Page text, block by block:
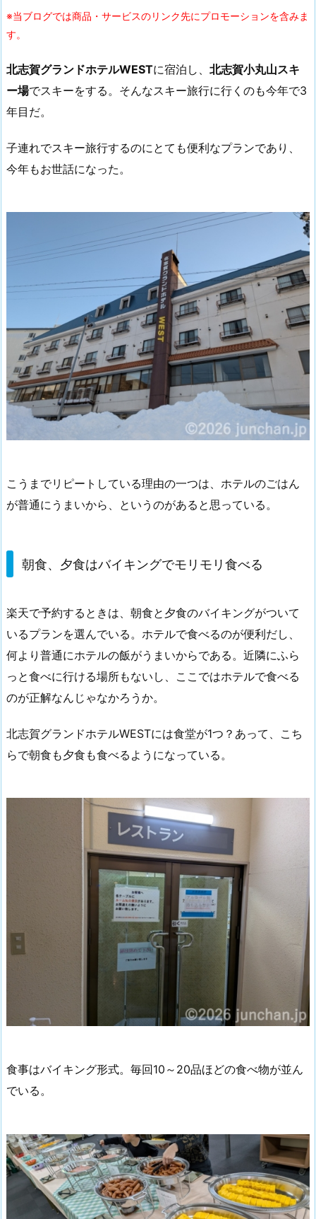
※当ブログでは商品・サービスのリンク先にプロモーションを含みま
す。
北志賀グランドホテルWESTに宿泊し、 北志賀小丸山スキ
ー場でスキーをする。そんなスキー旅行に行くのも今年で3
年目だ。
子連れでスキー旅行するのにとても便利なプランであり、
今年もお世話になった。
こうまでリピートしている理由の一つは、ホテルのごはん
が普通にうまいから、というのがあると思っている。
朝食、夕食はバイキングでモリモリ食べる
楽天で予約するときは、朝食と夕食のバイキングがついて
いるプランを選んでいる。ホテルで食べるのが便利だし、
何より普通にホテルの飯がうまいからである。近隣にふら
っと食べに行ける場所もないし、ここではホテルで食べる
のが正解なんじゃなかろうか。
北志賀グランドホテルWESTには食堂が1つ？あって、こち
らで朝食も夕食も食べるようになっている。
食事はバイキング形式。毎回10～20品ほどの食べ物が並ん
でいる。